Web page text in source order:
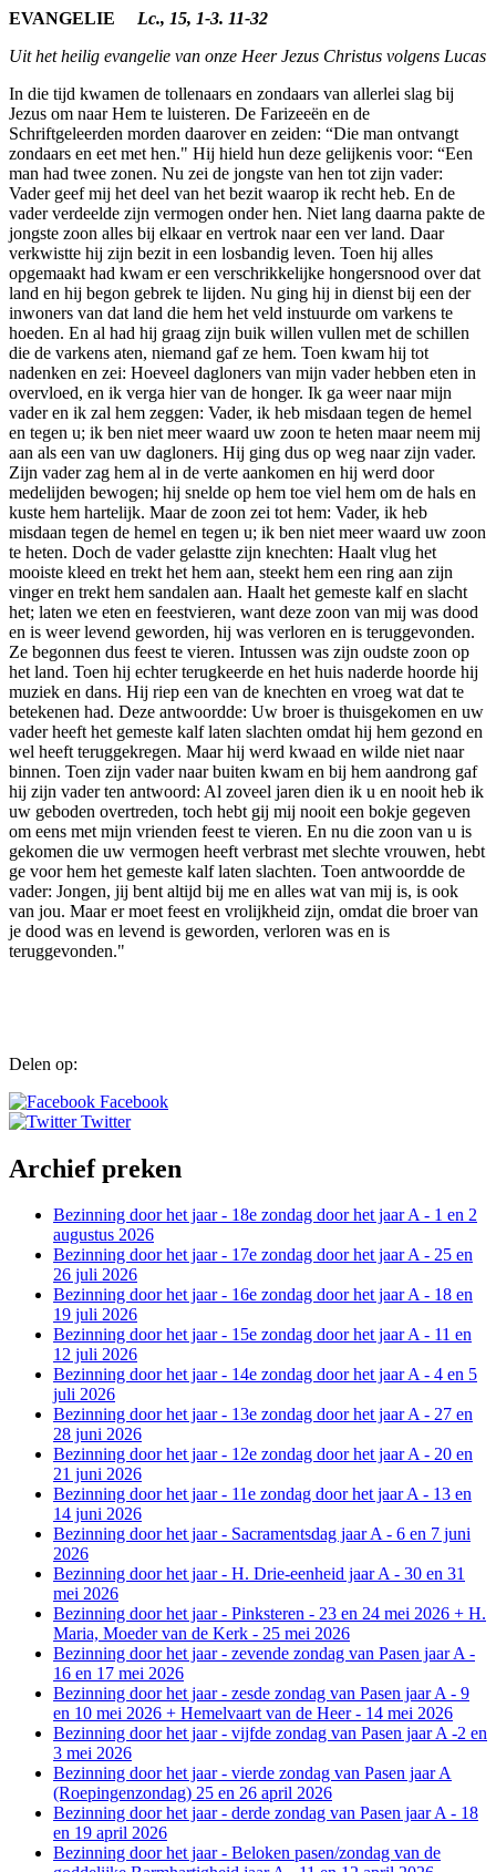
EVANGELIE Lc., 15, 1-3. 11-32
Uit het heilig evangelie van onze Heer Jezus Christus volgens Lucas
In die tijd kwamen de tollenaars en zondaars van allerlei slag bij
Jezus om naar Hem te luisteren. De Farizeeën en de
Schriftgeleerden morden daarover en zeiden: “Die man ontvangt
zondaars en eet met hen." Hij hield hun deze gelijkenis voor: “Een
man had twee zonen. Nu zei de jongste van hen tot zijn vader:
Vader geef mij het deel van het bezit waarop ik recht heb. En de
vader verdeelde zijn vermogen onder hen. Niet lang daarna pakte de
jongste zoon alles bij elkaar en vertrok naar een ver land. Daar
verkwistte hij zijn bezit in een losbandig leven. Toen hij alles
opgemaakt had kwam er een verschrikkelijke hongersnood over dat
land en hij begon gebrek te lijden. Nu ging hij in dienst bij een der
inwoners van dat land die hem het veld instuurde om varkens te
hoeden. En al had hij graag zijn buik willen vullen met de schillen
die de varkens aten, niemand gaf ze hem. Toen kwam hij tot
nadenken en zei: Hoeveel dagloners van mijn vader hebben eten in
over­vloed, en ik verga hier van de honger. Ik ga weer naar mijn
vader en ik zal hem zeggen: Vader, ik heb misdaan tegen de hemel
en tegen u; ik ben niet meer waard uw zoon te heten maar neem mij
aan als een van uw dagloners. Hij ging dus op weg naar zijn vader.
Zijn vader zag hem al in de verte aankomen en hij werd door
medelijden bewogen; hij snelde op hem toe viel hem om de hals en
kuste hem hartelijk. Maar de zoon zei tot hem: Vader, ik heb
misdaan tegen de hemel en tegen u; ik ben niet meer waard uw zoon
te heten. Doch de vader gelastte zijn knechten: Haalt vlug het
mooiste kleed en trekt het hem aan, steekt hem een ring aan zijn
vinger en trekt hem sanda­len aan. Haalt het gemeste kalf en slacht
het; laten we eten en feestvieren, want deze zoon van mij was dood
en is weer levend geworden, hij was verloren en is teruggevonden.
Ze begonnen dus feest te vieren. Intussen was zijn oudste zoon op
het land. Toen hij echter terugkeerde en het huis naderde hoorde hij
muziek en dans. Hij riep een van de knechten en vroeg wat dat te
betekenen had. Deze antwoordde: Uw broer is thuisgekomen en uw
vader heeft het gemeste kalf laten slachten omdat hij hem gezond en
wel heeft teruggekregen. Maar hij werd kwaad en wilde niet naar
binnen. Toen zijn vader naar buiten kwam en bij hem aandrong gaf
hij zijn vader ten antwoord: Al zoveel jaren dien ik u en nooit heb ik
uw geboden overtreden, toch hebt gij mij nooit een bokje gegeven
om eens met mijn vrienden feest te vieren. En nu die zoon van u is
gekomen die uw vermogen heeft verbrast met slechte vrouwen, hebt
ge voor hem het gemeste kalf laten slachten. Toen antwoordde de
vader: Jongen, jij bent altijd bij me en alles wat van mij is, is ook
van jou. Maar er moet feest en vrolijkheid zijn, omdat die broer van
je dood was en levend is geworden, verloren was en is
teruggevonden."
Delen op:
Facebook
Twitter
Archief preken
Bezinning door het jaar - 18e zondag door het jaar A - 1 en 2
augustus 2026
Bezinning door het jaar - 17e zondag door het jaar A - 25 en
26 juli 2026
Bezinning door het jaar - 16e zondag door het jaar A - 18 en
19 juli 2026
Bezinning door het jaar - 15e zondag door het jaar A - 11 en
12 juli 2026
Bezinning door het jaar - 14e zondag door het jaar A - 4 en 5
juli 2026
Bezinning door het jaar - 13e zondag door het jaar A - 27 en
28 juni 2026
Bezinning door het jaar - 12e zondag door het jaar A - 20 en
21 juni 2026
Bezinning door het jaar - 11e zondag door het jaar A - 13 en
14 juni 2026
Bezinning door het jaar - Sacramentsdag jaar A - 6 en 7 juni
2026
Bezinning door het jaar - H. Drie-eenheid jaar A - 30 en 31
mei 2026
Bezinning door het jaar - Pinksteren - 23 en 24 mei 2026 + H.
Maria, Moeder van de Kerk - 25 mei 2026
Bezinning door het jaar - zevende zondag van Pasen jaar A -
16 en 17 mei 2026
Bezinning door het jaar - zesde zondag van Pasen jaar A - 9
en 10 mei 2026 + Hemelvaart van de Heer - 14 mei 2026
Bezinning door het jaar - vijfde zondag van Pasen jaar A -2 en
3 mei 2026
Bezinning door het jaar - vierde zondag van Pasen jaar A
(Roepingenzondag) 25 en 26 april 2026
Bezinning door het jaar - derde zondag van Pasen jaar A - 18
en 19 april 2026
Bezinning door het jaar - Beloken pasen/zondag van de